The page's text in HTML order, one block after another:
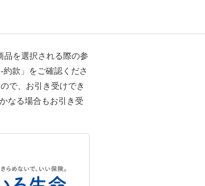
品を選択される際の参
款」をご確認くださ
で、お引き受けでき
なる場合もお引き受